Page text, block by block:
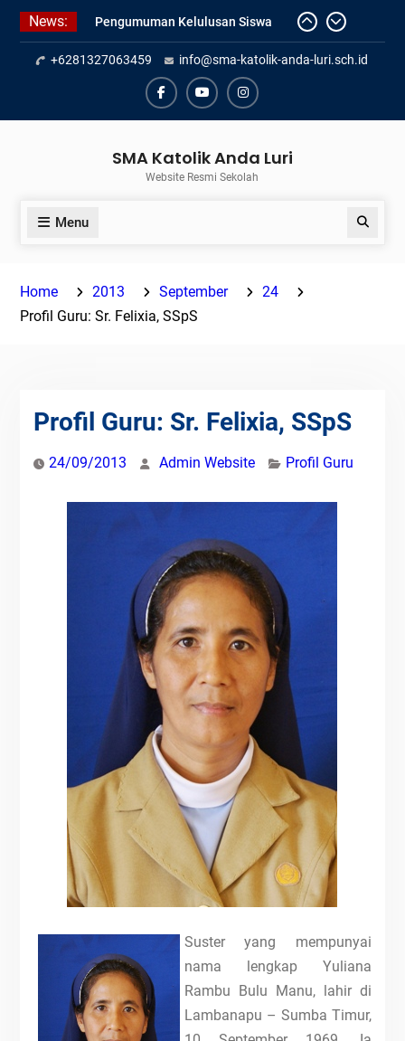
Skip
content
News:
Pengumuman Kelulusan Siswa
Kelas XII SMAK Anda Luri
Pelantikan Pengurus Osis SMAK
Anda Luri
Penilaian Sumatif Akhir Tahun
+6281327063459 info@sma-katolik-anda-luri.sch.id
FacebookYoutubeInstagram
SMA Katolik Anda Luri
Website Resmi Sekolah
Menu Search
Home 2013 September
24
Profil Guru: Sr. Felixia, SSpS
Profil Guru: Sr. Felixia, SSpS
24/09/2013 Admin Website Profil Guru
Suster yang mempunyai
nama lengkap Yuliana
Rambu Bulu Manu, lahir di
Lambanapu – Sumba Timur,